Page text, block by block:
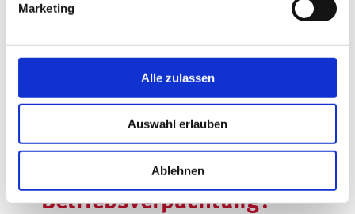
Marketing
Alle zulassen
Auswahl erlauben
Ablehnen
Verflechtung mit der Betriebsgesellschaft
aktiv an deren Wertschöpfung.
Worin unterscheidet
sich die
Betriebsaufspaltung von
Betriebsverpachtung?